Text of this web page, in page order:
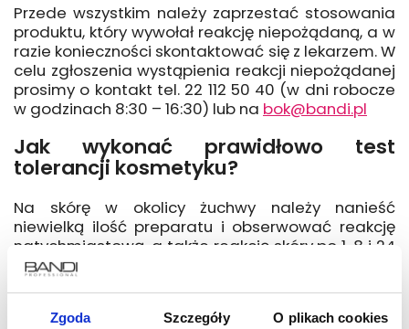
Zgoda Szczegóły O plikach cookies
Przede wszystkim należy zaprzestać stosowania
produktu, który wywołał reakcję niepożądaną, a w
razie konieczności skontaktować się z lekarzem. W
celu zgłoszenia wystąpienia reakcji niepożądanej
prosimy o kontakt tel. 22 112 50 40 (w dni robocze
w godzinach 8:30 – 16:30) lub na bok@bandi.pl
Jak wykonać prawidłowo test
tolerancji kosmetyku?
Na skórę w okolicy żuchwy należy nanieść
niewielką ilość preparatu i obserwować reakcję
natychmiastową, a także reakcję skóry po 1, 8 i 24
godzinach. Aplikację należy powtórzyć po 24
godzinach. W przypadku silnego podrażnienia lub
utrzymujący się rumień, swędzenie, obrzęk, wysięk)